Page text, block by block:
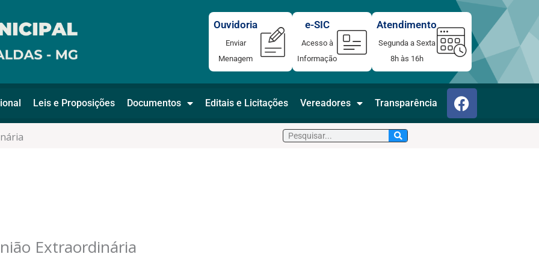
Atendimento
Segunda a Sexta
8h às 16h
e-SIC
Acesso à
Informação
Ouvidoria
Enviar
Menagem
Leis e Proposições Documentos Editais e Licitações Vereadores Transparência F
a
c
Pesquisar
Extraordinária